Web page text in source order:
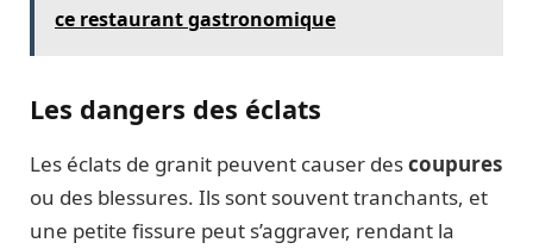
ce restaurant gastronomique
Les dangers des éclats
Les éclats de granit peuvent causer descoupures
ou des blessures. Ils sont souvent tranchants, et
une petite fissure peut s’aggraver, rendant la